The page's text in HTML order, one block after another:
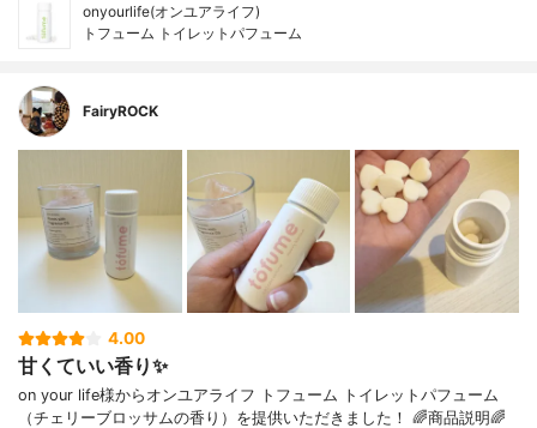
onyourlife(オンユアライフ)
トフューム トイレットパフューム
FairyROCK
4.00
甘くていい香り✨
on your life様からオンユアライフ トフューム トイレットパフューム
（チェリーブロッサムの香り）を提供いただきました！ 🌈商品説明🌈